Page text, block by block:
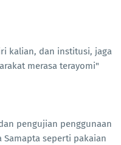
kalian, dan institusi, jaga
merasa terayomi"
pengujian penggunaan
Samapta seperti pakaian